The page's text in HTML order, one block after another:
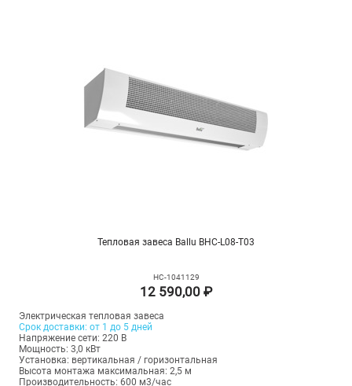
Тепловая завеса Ballu BHC-L08-T03
НС-1041129
12 590,00 ₽
Электрическая тепловая завеса
Срок доставки: от 1 до 5 дней
Напряжение сети: 220 В
Мощность: 3,0 кВт
Установка: вертикальная / горизонтальная
Высота монтажа максимальная: 2,5 м
Производительность: 600 м3/час